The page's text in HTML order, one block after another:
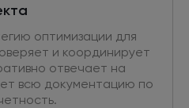
оптимизации для
и координирует
отвечает на
всю документацию по